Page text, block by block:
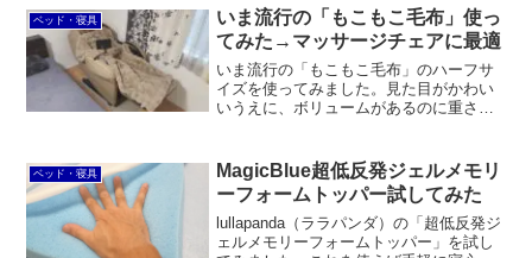
21スタイルで買った毛布と厚みも重量も
手触りも違いが分からないレベルです。
ベッド・寝具
いま流行の「もこもこ毛布」使っ
てみた→マッサージチェアに最適
いま流行の「もこもこ毛布」のハーフサ
イズを使ってみました。見た目がかわい
いうえに、ボリュームがあるのに重さを
ッサージチェアに最適です。
ベッド・寝具
MagicBlue超低反発ジェルメモリ
ーフォームトッパー試してみた
lullapanda（ララパンダ）の「超低反発ジ
ェルメモリーフォームトッパー」を試し